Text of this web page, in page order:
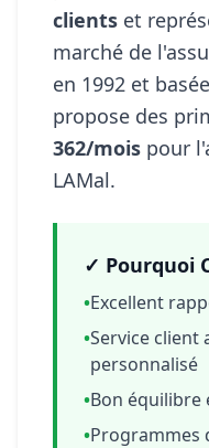
clients et
marché de
en 1992 et
propose des
362/mois pour
LAMal.
✓ Pourquoi
•Excellent
•Service client
personnalisé
•Bon équilibre
•Programmes